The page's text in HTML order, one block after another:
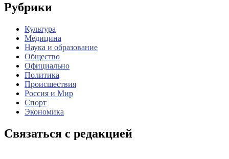
Рубрики
Культура
Медицина
Наука и образование
Общество
Официально
Политика
Происшествия
Россия и Мир
Спорт
Экономика
Связаться с редакцией